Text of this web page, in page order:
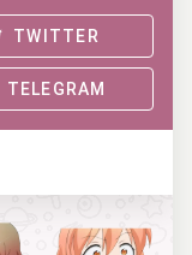
TWITTER
TELEGRAM